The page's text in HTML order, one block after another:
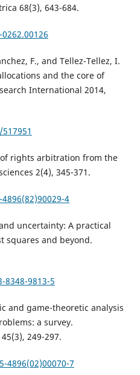
68(3), 643-684.
F., and Tellez-Tellez, I.
and the core of
International 2014,
rights arbitration from the
2(4), 345-371.
4
uncertainty: A practical
squares and beyond.
9813-5
and game-theoretic analysis
a survey.
249-297.
4896(02)00070-7